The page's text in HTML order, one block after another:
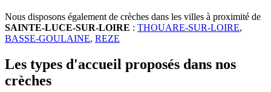
Nous disposons également de crèches dans les villes à proximité de
SAINTE-LUCE-SUR-LOIRE : THOUARE-SUR-LOIRE,
BASSE-GOULAINE, REZE
Les types d'accueil proposés dans nos
crèches